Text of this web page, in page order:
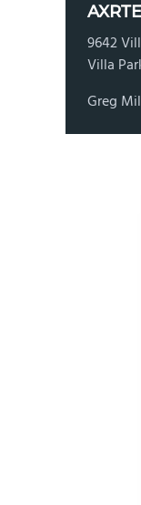
9642
Villa
Greg